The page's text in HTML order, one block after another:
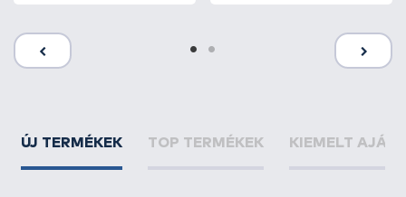
ÚJ TERMÉKEK TOP TERMÉKEK KIEMELT